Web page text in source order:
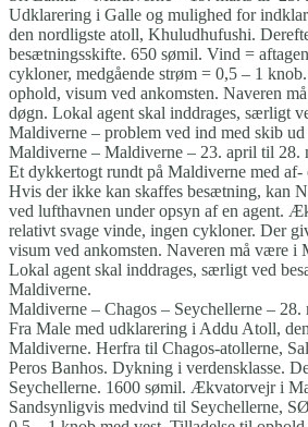
Udklarering i Galle og mulighed for
den nordligste atoll, Khuludhufushi.
besætningsskifte. 650 sømil. Vind =
cykloner, medgående strøm = 0,5 – 1
ophold, visum ved ankomsten. Naveren
døgn. Lokal agent skal inddrages, særligt
Maldiverne – problem ved ind med skib
Maldiverne – Maldiverne – 23. april til 28.
Et dykkertogt rundt på Maldiverne med
Hvis der ikke kan skaffes besætning, kan
ved lufthavnen under opsyn af en agent.
relativt svage vinde, ingen cykloner. Der
visum ved ankomsten. Naveren må være i
Lokal agent skal inddrages, særligt ved
Maldiverne.
Maldiverne – Chagos – Seychellerne – 28.
Fra Male med udklarering i Addu Atoll,
Maldiverne. Herfra til Chagos-atollerne,
Peros Banhos. Dykning i verdensklasse.
Seychellerne. 1600 sømil. Ækvatorvejr i
Sandsynligvis medvind til Seychellerne,